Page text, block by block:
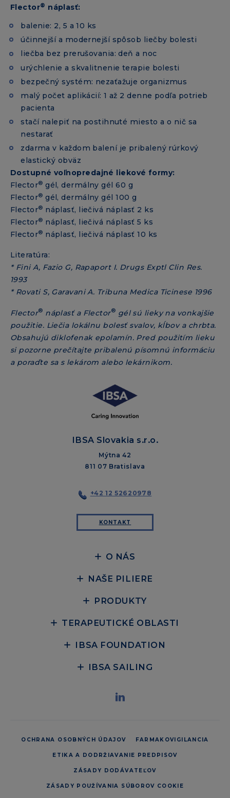
Flector® náplasť:
balenie: 2, 5 a 10 ks
účinnejší a modernejší spôsob liečby bolesti
liečba bez prerušovania: deň a noc
urýchlenie a skvalitnenie terapie bolesti
bezpečný systém: nezaťažuje organizmus
malý počet aplikácií: 1 až 2 denne podľa potrieb
pacienta
stačí nalepiť na postihnuté miesto a o nič sa
nestarať
zdarma v každom balení je pribalený rúrkový
elastický obväz
Dostupné voľnopredajné liekové formy:
Flector® gél, dermálny gél 60 g
Flector® gél, dermálny gél 100 g
Flector® náplasť, liečivá náplasť 2 ks
Flector® náplasť, liečivá náplasť 5 ks
Flector® náplasť, liečivá náplasť 10 ks
Literatúra:
* Fini A, Fazio G, Rapaport I. Drugs Exptl Clin Res.
1993
* Rovati S, Garavani A. Tribuna Medica Ticinese 1996
Flector® náplasť a Flector® gél sú lieky na vonkajšie
použitie. Liečia lokálnu bolesť svalov, kĺbov a chrbta.
Obsahujú diklofenak epolamín. Pred použitím lieku
si pozorne prečítajte pribalenú písomnú informáciu
a poraďte sa s lekárom alebo lekárnikom.
IBSA Slovakia s.r.o.
Mýtna 42
811 07 Bratislava
+42 12 52620978
KONTAKT
O NÁS
NAŠE PILIERE
PRODUKTY
TERAPEUTICKÉ OBLASTI
IBSA FOUNDATION
IBSA SAILING
OCHRANA OSOBNÝCH ÚDAJOV FARMAKOVIGILANCIA
ETIKA A DODRŽIAVANIE PREDPISOV
ZÁSADY DODÁVATEĽOV
ZÁSADY POUŽÍVANIA SÚBOROV COOKIE